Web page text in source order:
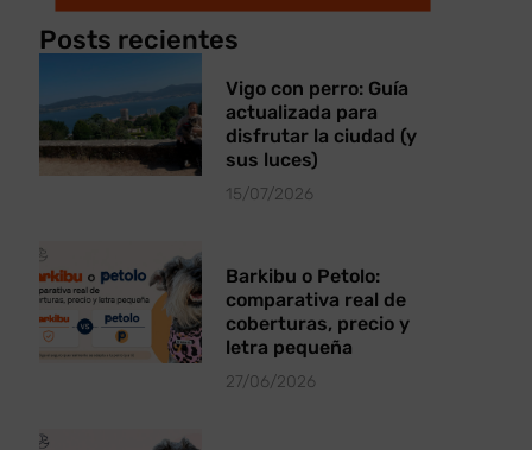
Posts recientes
Vigo con perro: Guía
actualizada para
disfrutar la ciudad (y
sus luces)
15/07/2026
Barkibu o Petolo:
comparativa real de
coberturas, precio y
letra pequeña
27/06/2026